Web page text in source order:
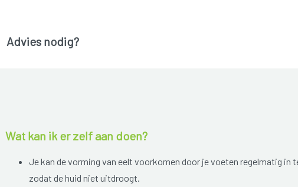
Advies nodig?
Wat kan ik er zelf aan doen?
Je kan de vorming van eelt voorkomen door je voeten regelmatig in
zodat de huid niet uitdroogt.